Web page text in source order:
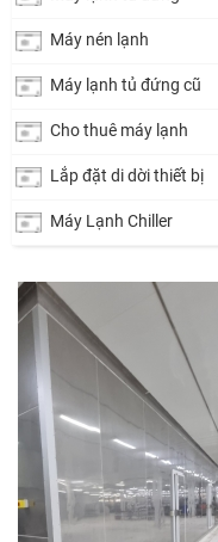
Máy nén lạnh
Máy lạnh tủ đứng cũ
Cho thuê máy lạnh
Lắp đặt di dời thiết bị
Máy Lạnh Chiller